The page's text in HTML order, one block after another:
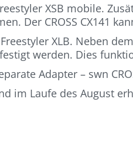
XSB mobile.
Der CROSS CX141
XLB. Neben
werden. Dies
Adapter – swn
im Laufe des August